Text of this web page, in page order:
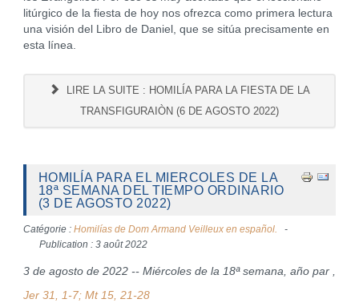
litúrgico de la fiesta de hoy nos ofrezca como primera lectura
una visión del Libro de Daniel, que se sitúa precisamente en
esta línea.
LIRE LA SUITE : HOMILÍA PARA LA FIESTA DE LA
TRANSFIGURAIÒN (6 DE AGOSTO 2022)
HOMILÍA PARA EL MIERCOLES DE LA
18ª SEMANA DEL TIEMPO ORDINARIO
(3 DE AGOSTO 2022)
Catégorie : Homilías de Dom Armand Veilleux en español.
Publication : 3 août 2022
3 de agosto de 2022 -- Miércoles de la 18ª semana, año par ,
Jer 31, 1-7; Mt 15, 21-28